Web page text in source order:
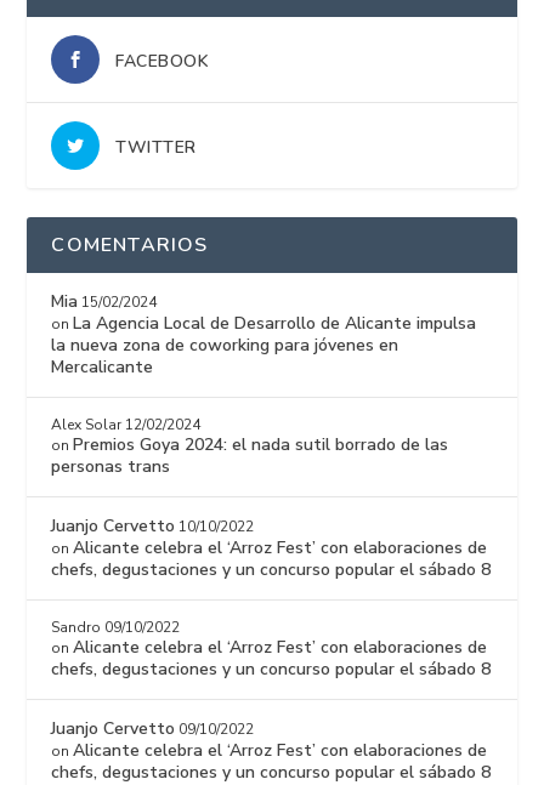
FACEBOOK
TWITTER
COMENTARIOS
Mia 15/02/2024
on La Agencia Local de Desarrollo de Alicante impulsa
la nueva zona de coworking para jóvenes en
Mercalicante
Alex Solar 12/02/2024
on Premios Goya 2024: el nada sutil borrado de las
personas trans
Juanjo Cervetto 10/10/2022
onAlicante celebra el ‘Arroz Fest’ con elaboraciones de
chefs, degustaciones y un concurso popular el sábado 8
Sandro 09/10/2022
onAlicante celebra el ‘Arroz Fest’ con elaboraciones de
chefs, degustaciones y un concurso popular el sábado 8
Juanjo Cervetto 09/10/2022
onAlicante celebra el ‘Arroz Fest’ con elaboraciones de
chefs, degustaciones y un concurso popular el sábado 8